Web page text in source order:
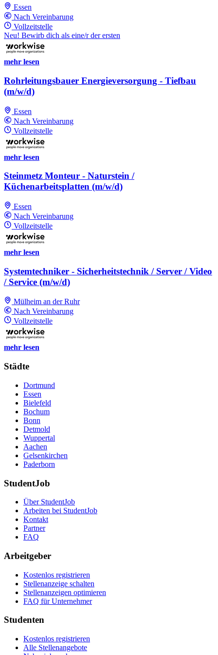
Essen
Nach Vereinbarung
Vollzeitstelle
Neu! Bewirb dich als eine/r der ersten
mehr lesen
Rohrleitungsbauer Energieversorgung - Tiefbau
(m/w/d)
Essen
Nach Vereinbarung
Vollzeitstelle
mehr lesen
Steinmetz Monteur - Naturstein /
Küchenarbeitsplatten (m/w/d)
Essen
Nach Vereinbarung
Vollzeitstelle
mehr lesen
Systemtechniker - Sicherheitstechnik / Server / Video
/ Service (m/w/d)
Mülheim an der Ruhr
Nach Vereinbarung
Vollzeitstelle
mehr lesen
Städte
Dortmund
Essen
Bielefeld
Bochum
Bonn
Detmold
Wuppertal
Aachen
Gelsenkirchen
Paderborn
StudentJob
Über StudentJob
Arbeiten bei StudentJob
Kontakt
Partner
FAQ
Arbeitgeber
Kostenlos registrieren
Stellenanzeige schalten
Stellenanzeigen optimieren
FAQ für Unternehmer
Studenten
Kostenlos registrieren
Alle Stellenangebote